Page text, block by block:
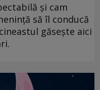
și cam
să îl conducă
găsește aici